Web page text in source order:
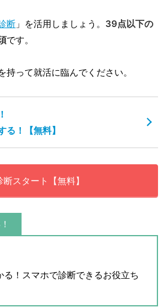
断 」を活用しましょう。 39点以下の
です。
って就活に臨んでください。
！【無料】
断スタート【無料】
！スマホで診断できるお役立ち